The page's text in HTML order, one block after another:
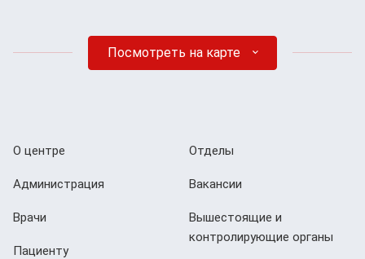
Посмотреть на карте
О центре
Администрация
Врачи
Пациенту
Отделы
Вакансии
Вышестоящие и
контролирующие органы